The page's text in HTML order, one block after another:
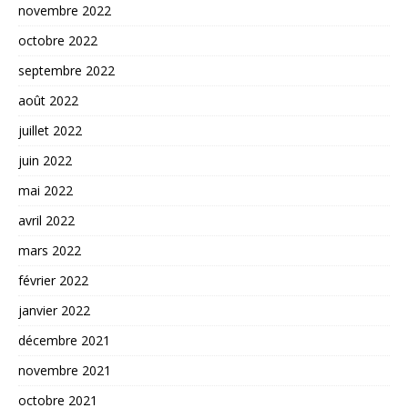
novembre 2022
octobre 2022
septembre 2022
août 2022
juillet 2022
juin 2022
mai 2022
avril 2022
mars 2022
février 2022
janvier 2022
décembre 2021
novembre 2021
octobre 2021